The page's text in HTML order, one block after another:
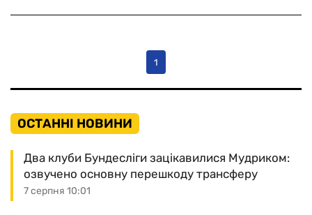
1
ОСТАННІ НОВИНИ
7 серпня 10:01
Два клуби Бундесліги зацікавилися Мудриком:
озвучено основну перешкоду трансферу